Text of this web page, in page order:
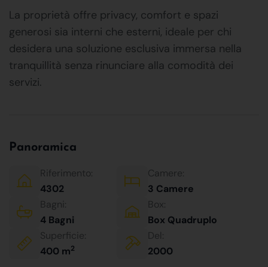
La proprietà offre privacy, comfort e spazi
generosi sia interni che esterni, ideale per chi
desidera una soluzione esclusiva immersa nella
tranquillità senza rinunciare alla comodità dei
servizi.
Panoramica
Riferimento:
4302
Camere:
3 Camere
Bagni:
4 Bagni
Box:
Box Quadruplo
Superficie:
400 m2
Del:
2000